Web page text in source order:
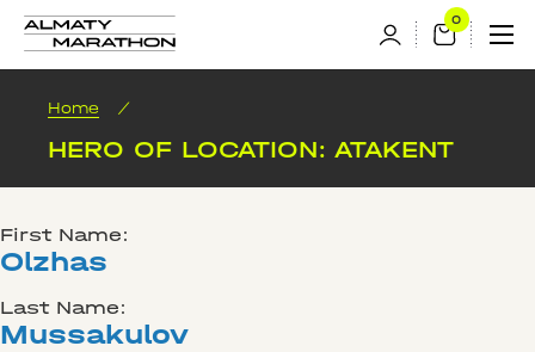
Home /
HERO OF LOCATION: ATAKENT
First Name:
Olzhas
Last Name:
Mussakulov